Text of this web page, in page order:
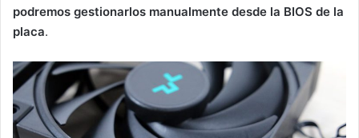
podremos gestionarlos manualmente desde la BIOS de la
placa.